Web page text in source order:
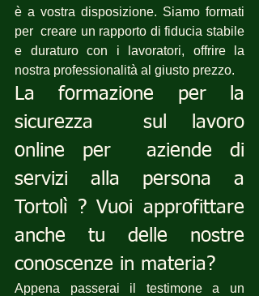
è a vostra disposizione. Siamo formati
per  creare un rapporto di fiducia stabile
e duraturo con i lavoratori, offrire la
nostra professionalità al giusto prezzo.
La formazione per la
sicurezza  sul lavoro
online per  aziende di
servizi alla persona a
Tortolì ? Vuoi approfittare
anche tu delle nostre
conoscenze in materia?
Appena passerai il testimone a un